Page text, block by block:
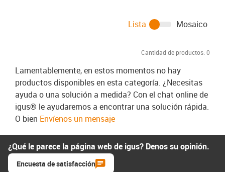
Cantidad de productos: 0
Lista Mosaico
Lamentablemente, en estos momentos no hay
productos disponibles en esta categoría. ¿Necesitas
ayuda o una solución a medida? Con el chat online de
igus® le ayudaremos a encontrar una solución rápida.
O bien Envíenos un mensaje
¿Qué le parece la página web de igus? Denos su opinión.
Encuesta de satisfacción